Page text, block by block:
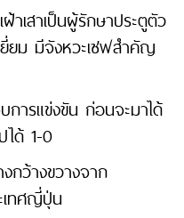
าเสาเป็นผู้รักษาประตูตัว
ยม มีจังหวะเซฟสำคัญ
การแข่งขัน ก่อนจะมาได้
ได้ 1-0
กว้างขวางจาก
ทศญี่ปุ่น